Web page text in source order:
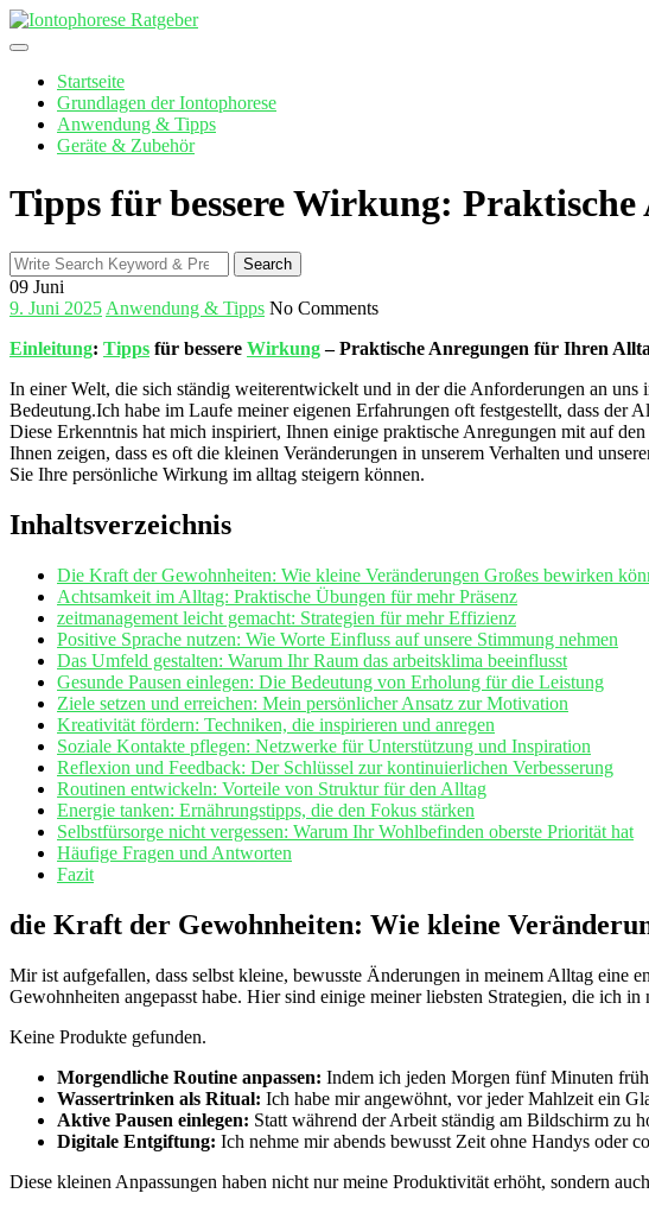
Skip
to
Startseite
Grundlagen der Iontophorese
Anwendung & Tipps
Geräte & Zubehör
Tipps für bessere Wirkung:
Search
for:
Search
09 Juni
9. Juni 2025 Anwendung & Tipps No Comments
Einleitung: Tipps für bessere Wirkung – Praktische Anregungen für Ihren
In einer‍ Welt, die⁣ sich ständig weiterentwickelt und in der ‌die ⁢Anforderungen an
Bedeutung.Ich habe‌ im Laufe meiner eigenen Erfahrungen oft ‍festgestellt, ​dass der
Diese Erkenntnis ⁣hat mich inspiriert, Ihnen‌ einige praktische Anregungen mit auf⁤
⁣Ihnen zeigen, dass⁤ es oft die kleinen Veränderungen⁤ in unserem Verhalten ⁣und
Sie‌ Ihre persönliche Wirkung im alltag steigern können.
Inhaltsverzeichnis
Die‍ Kraft ⁤der Gewohnheiten: ‌Wie kleine Veränderungen ⁢Großes bewirken
Achtsamkeit ‍im⁣ Alltag: Praktische Übungen für⁢ mehr Präsenz
zeitmanagement leicht gemacht: Strategien‌ für ⁣mehr Effizienz
Positive Sprache ⁢nutzen: Wie Worte Einfluss auf unsere Stimmung‌ nehmen
Das⁣ Umfeld gestalten: Warum Ihr Raum‍ das arbeitsklima beeinflusst
Gesunde Pausen einlegen: Die Bedeutung ‌von Erholung für ​die‍ Leistung
Ziele⁣ setzen und erreichen: ​Mein persönlicher Ansatz zur⁢ Motivation
Kreativität fördern: Techniken, die inspirieren und anregen
Soziale Kontakte pflegen:​ Netzwerke für Unterstützung ⁤und Inspiration
Reflexion und Feedback: Der Schlüssel zur ‍kontinuierlichen Verbesserung
Routinen entwickeln: Vorteile von Struktur‍ für den ​Alltag
Energie tanken:‍ Ernährungstipps, die den Fokus stärken
Selbstfürsorge nicht vergessen: Warum Ihr Wohlbefinden oberste‍ Priorität hat
Häufige Fragen und Antworten
Fazit
die Kraft‍ der Gewohnheiten:​ Wie kleine​
Mir ist aufgefallen, dass selbst⁤ kleine, bewusste ⁢Änderungen in meinem Alltag
Gewohnheiten ​angepasst habe. ⁤Hier sind einige meiner liebsten Strategien,⁤ die ich
Keine Produkte gefunden.
Morgendliche ⁤Routine anpassen: Indem ​ich jeden Morgen⁢ fünf Minuten
Wassertrinken als Ritual: ⁣Ich habe mir angewöhnt, vor ⁢jeder Mahlzeit ein
Aktive Pausen einlegen: Statt während der ‌Arbeit ständig am Bildschirm​ zu
Digitale ‌Entgiftung: Ich nehme‌ mir⁣ abends bewusst Zeit ohne Handys oder
Diese ⁣kleinen ⁤Anpassungen haben nicht nur meine Produktivität erhöht, sondern